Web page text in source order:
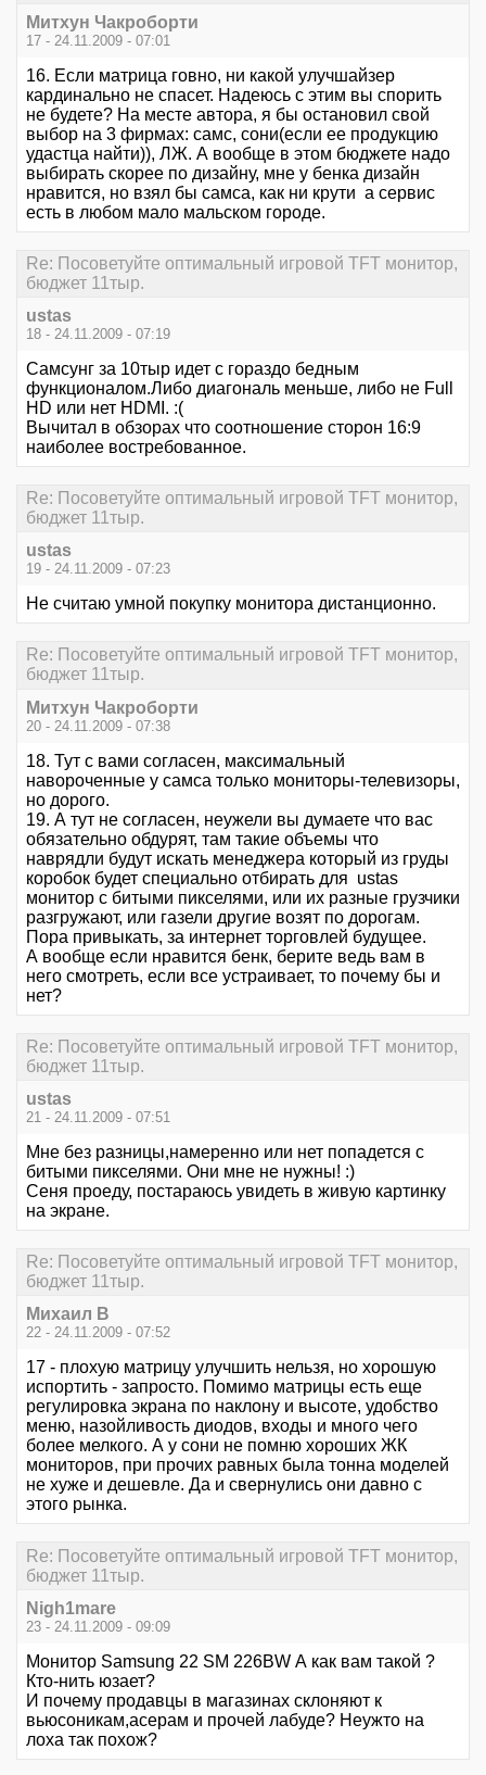
Митхун Чакроборти
17 - 24.11.2009 - 07:01
16. Если матрица говно, ни какой улучшайзер
кардинально не спасет. Надеюсь с этим вы спорить
не будете? На месте автора, я бы остановил свой
выбор на 3 фирмах: самс, сони(если ее продукцию
удастца найти)), ЛЖ. А вообще в этом бюджете надо
выбирать скорее по дизайну, мне у бенка дизайн
нравится, но взял бы самса, как ни крути а сервис
есть в любом мало мальском городе.
Re: Посоветуйте оптимальный игровой TFT монитор,
бюджет 11тыр.
ustas
18 - 24.11.2009 - 07:19
Самсунг за 10тыр идет с гораздо бедным
функционалом.Либо диагональ меньше, либо не Full
HD или нет HDMI. :(
Вычитал в обзорах что соотношение сторон 16:9
наиболее востребованное.
Re: Посоветуйте оптимальный игровой TFT монитор,
бюджет 11тыр.
ustas
19 - 24.11.2009 - 07:23
Не считаю умной покупку монитора дистанционно.
Re: Посоветуйте оптимальный игровой TFT монитор,
бюджет 11тыр.
Митхун Чакроборти
20 - 24.11.2009 - 07:38
18. Тут с вами согласен, максимальный
навороченные у самса только мониторы-телевизоры,
но дорого.
19. А тут не согласен, неужели вы думаете что вас
обязательно обдурят, там такие объемы что
наврядли будут искать менеджера который из груды
коробок будет специально отбирать для ustas
монитор с битыми пикселями, или их разные грузчики
разгружают, или газели другие возят по дорогам.
Пора привыкать, за интернет торговлей будущее.
А вообще если нравится бенк, берите ведь вам в
него смотреть, если все устраивает, то почему бы и
нет?
Re: Посоветуйте оптимальный игровой TFT монитор,
бюджет 11тыр.
ustas
21 - 24.11.2009 - 07:51
Мне без разницы,намеренно или нет попадется с
битыми пикселями. Они мне не нужны! :)
Сеня проеду, постараюсь увидеть в живую картинку
на экране.
Re: Посоветуйте оптимальный игровой TFT монитор,
бюджет 11тыр.
Михаил В
22 - 24.11.2009 - 07:52
17 - плохую матрицу улучшить нельзя, но хорошую
испортить - запросто. Помимо матрицы есть еще
регулировка экрана по наклону и высоте, удобство
меню, назойливость диодов, входы и много чего
более мелкого. А у сони не помню хороших ЖК
мониторов, при прочих равных была тонна моделей
не хуже и дешевле. Да и свернулись они давно с
этого рынка.
Re: Посоветуйте оптимальный игровой TFT монитор,
бюджет 11тыр.
Nigh1mare
23 - 24.11.2009 - 09:09
Монитор Samsung 22 SM 226BW А как вам такой ?
Кто-нить юзает?
И почему продавцы в магазинах склоняют к
вьюсоникам,асерам и прочей лабуде? Неужто на
лоха так похож?